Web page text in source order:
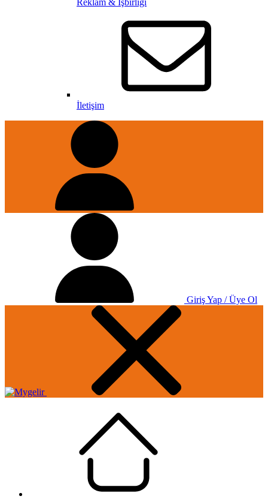
Reklam & İşbirliği
İletişim
Giriş Yap / Üye Ol